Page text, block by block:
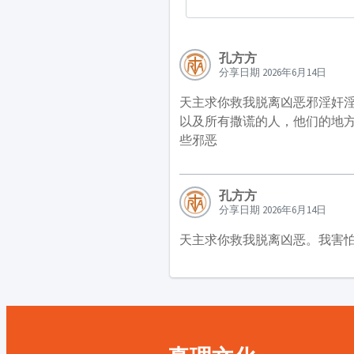
孔方方
分享日期 2026年6月14日
天主求你救我脱离凶恶邪淫奸
以及所有撒谎的人，他们的地
些邪恶
孔方方
分享日期 2026年6月14日
天主求你救我脱离凶恶。我害